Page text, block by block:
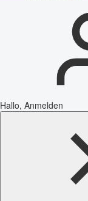
Hallo, Anmelden